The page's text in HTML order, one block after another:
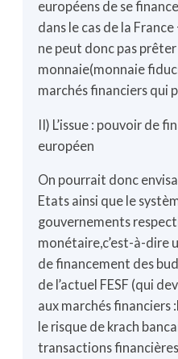
européens de se
dans le cas de la
ne peut donc pas
monnaie(monnaie
marchés financiers qui
II) L’issue : pouvoir de
européen
On pourrait donc
Etats ainsi que le
gouvernements
monétaire,c’est-à-dire
de financement des
de l’actuel FESF (qui
aux marchés financiers
le risque de krach
transactions